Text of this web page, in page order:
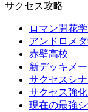
サクセス攻略
ロマン開花学
アンドロメ
赤壁高校
新デッキメ
サクセスシ
サクセス強
現在の最強